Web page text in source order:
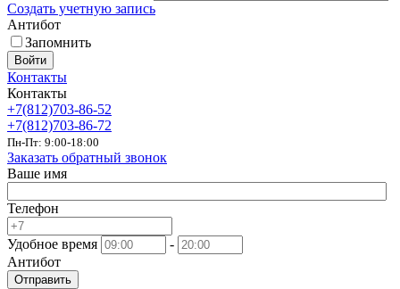
Создать учетную запись
Антибот
Запомнить
Войти
Контакты
Контакты
+7(812)703-86-52
+7(812)703-86-72
Пн-Пт: 9:00-18:00
Заказать обратный звонок
Ваше имя
Телефон
Удобное время
-
Антибот
Отправить